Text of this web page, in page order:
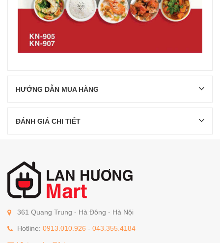
HƯỚNG DẪN MUA HÀNG
ĐÁNH GIÁ CHI TIẾT
361 Quang Trung - Hà Đông - Hà Nội
Hotline: 0913.010.926 - 043.355.4184